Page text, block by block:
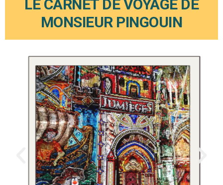
LE CARNET DE VOYAGE DE
MONSIEUR PINGOUIN